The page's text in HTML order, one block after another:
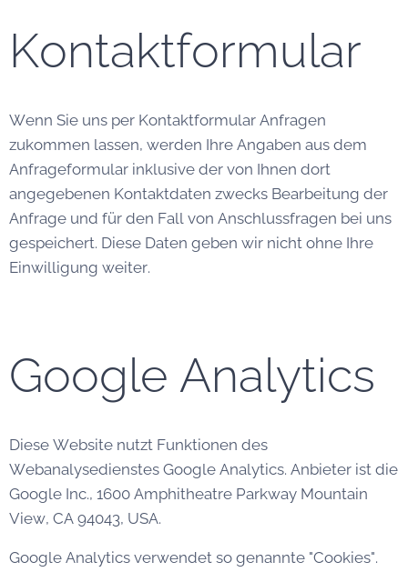
Kontaktformular
Wenn Sie uns per Kontaktformular Anfragen
zukommen lassen, werden Ihre Angaben aus dem
Anfrageformular inklusive der von Ihnen dort
angegebenen Kontaktdaten zwecks Bearbeitung der
Anfrage und für den Fall von Anschlussfragen bei uns
gespeichert. Diese Daten geben wir nicht ohne Ihre
Einwilligung weiter.
Google Analytics
Diese Website nutzt Funktionen des
Webanalysedienstes Google Analytics. Anbieter ist die
Google Inc., 1600 Amphitheatre Parkway Mountain
View, CA 94043, USA.
Google Analytics verwendet so genannte "Cookies".